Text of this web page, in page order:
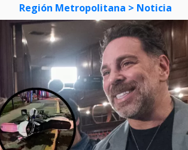
Región Metropolitana > Noticia